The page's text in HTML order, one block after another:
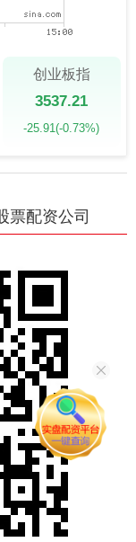
创业板指
3537.21
-25.91(-0.73%)
票配资公司